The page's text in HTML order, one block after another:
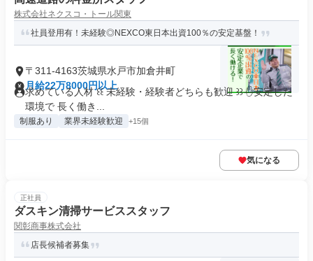
株式会社ネクスコ・トール関東
社員登用有！未経験◎NEXCO東日本出資100％の安定基盤！
〒311-4163茨城県水戸市加倉井町
月給22万8000円以上
求めている人材 ꒰꒰ 未経験・経験者どちらも歓迎 ꒱꒱ ✋安定した
環境で 長く働き...
制服あり 業界未経験歓迎 +15個
気になる
正社員
ダスキン清掃サービススタッフ
関彰商事株式会社
店長候補者募集